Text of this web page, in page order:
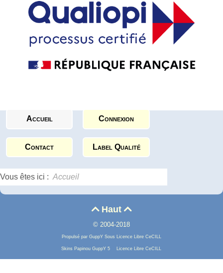
Accueil Connexion
Contact Label Qualité
Vous êtes ici : Accueil
Haut 
© 2004-2018
Propulsé par GuppYSous Licence Libre CeCILL
Skins Papinou GuppY 5 Licence Libre CeCILL